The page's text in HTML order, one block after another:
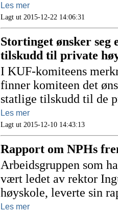
Les mer
Lagt ut 2015-12-22 14:06:31
Stortinget ønsker seg
tilskudd til private
I KUF-komiteens
finner komiteen det
statlige tilskudd til de
Les mer
Lagt ut 2015-12-10 14:43:13
Rapport om NPHs
Arbeidsgruppen som
vært ledet av rektor
høyskole, leverte sin
Les mer